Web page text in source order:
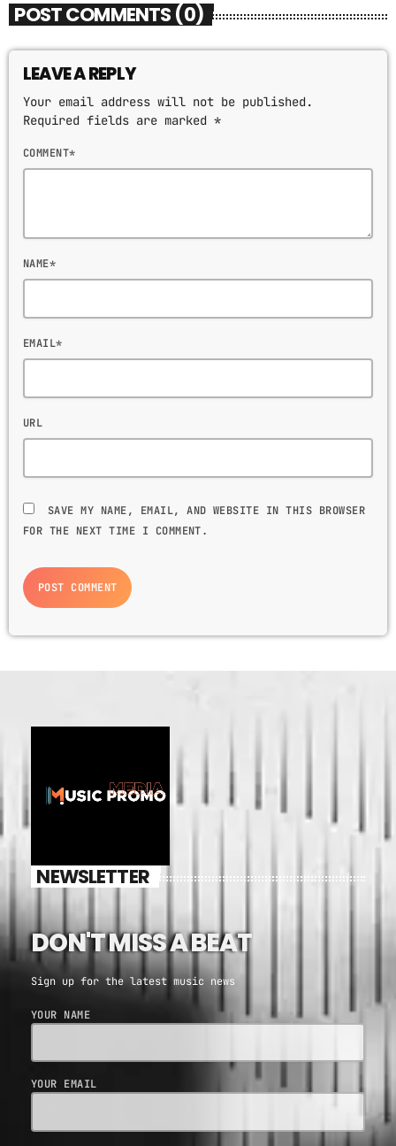
POST COMMENTS (0)
LEAVE A REPLY
Your email address will not be published.
Required fields are marked *
COMMENT*
NAME*
EMAIL*
URL
SAVE MY NAME, EMAIL, AND WEBSITE IN THIS BROWSER
FOR THE NEXT TIME I COMMENT.
NEWSLETTER
DON'T MISS A BEAT
Sign up for the latest music news
YOUR NAME
YOUR EMAIL